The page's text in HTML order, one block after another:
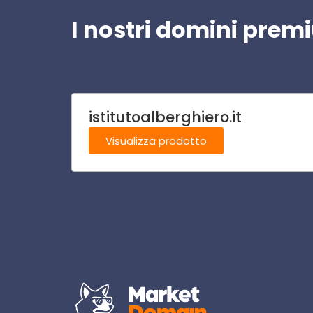
I nostri domini
istitutoalberghiero.it
Visualizza prodotto